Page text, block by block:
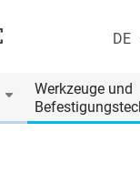
DE
Werkzeuge und